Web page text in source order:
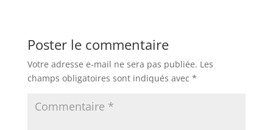
Poster le commentaire
Votre adresse e-mail ne sera pas publiée. Les
champs obligatoires sont indiqués avec *